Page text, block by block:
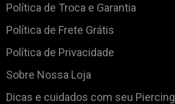
Política de Troca e Garantia
Política de Frete Grátis
Política de Privacidade
Sobre Nossa Loja
Dicas e cuidados com seu Piercing